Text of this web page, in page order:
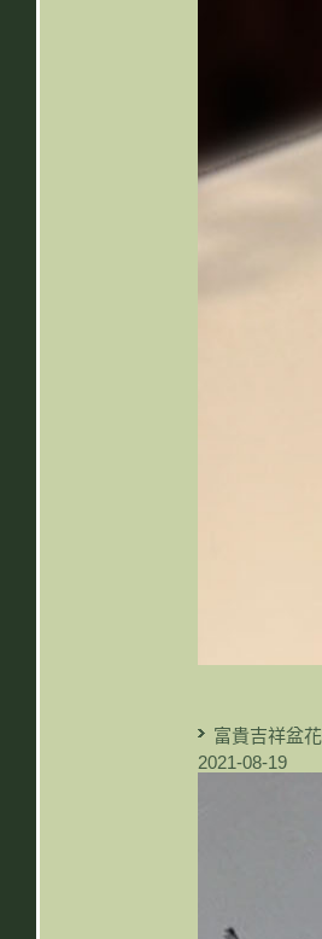
富貴吉祥盆花
2021-08-19